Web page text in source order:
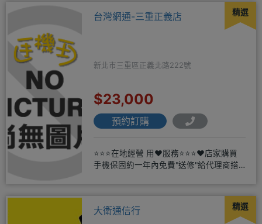
精選
台灣網通-三重正義店
新北市三重區正義北路222號
$23,000
預約訂購
⭐⭐⭐在地經營 用❤️服務⭐⭐⭐❤️店家購買
手機保固約一年內免費"送修"給代理商搭
精選
大衛通信行